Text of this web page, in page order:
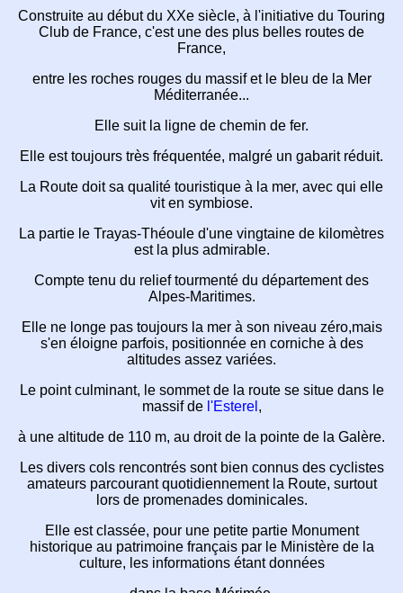
Construite au début du XXe siècle, à l'initiative du Touring
Club de France, c'est une des plus belles routes de
France,
entre les roches rouges du massif et le bleu de la Mer
Méditerranée...
Elle suit la ligne de chemin de fer.
Elle est toujours très fréquentée, malgré un gabarit réduit.
La Route doit sa qualité touristique à la mer, avec qui elle
vit en symbiose.
La partie le Trayas-Théoule d'une vingtaine de kilomètres
est la plus admirable.
Compte tenu du relief tourmenté du département des
Alpes-Maritimes.
Elle ne longe pas toujours la mer à son niveau zéro,mais
s'en éloigne parfois, positionnée en corniche à des
altitudes assez variées.
Le point culminant, le sommet de la route se situe dans le
massif de l'Esterel ,
à une altitude de 110 m, au droit de la pointe de la Galère.
Les divers cols rencontrés sont bien connus des cyclistes
amateurs parcourant quotidiennement la Route, surtout
lors de promenades dominicales.
Elle est classée, pour une petite partie Monument
historique au patrimoine français par le Ministère de la
culture, les informations étant données